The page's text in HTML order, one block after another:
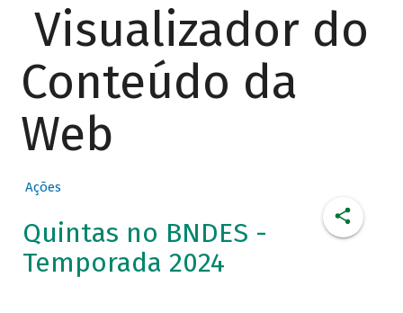
Visualizador do
Conteúdo da
Web
Ações
Quintas no BNDES -
Temporada 2024